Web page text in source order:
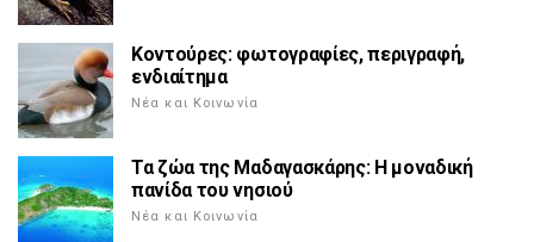
Κοντούρες: φωτογραφίες, περιγραφή,
ενδιαίτημα
Νέα και Κοινωνία
Τα ζώα της Μαδαγασκάρης: Η μοναδική
πανίδα του νησιού
Νέα και Κοινωνία